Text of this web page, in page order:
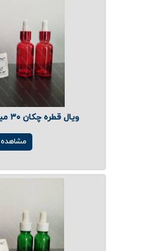
ویال قطره چکان ۳۰ میل قرمز - 9106
مشاهده